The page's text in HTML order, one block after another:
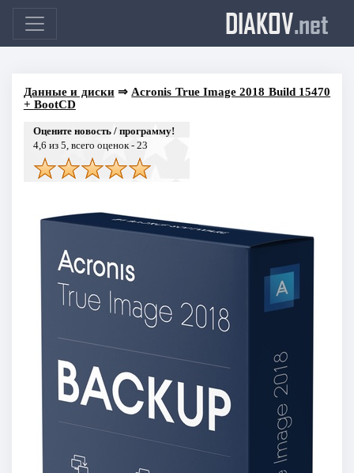
DIAKOV.net
Данные и диски⇒ Acronis True Image 2018 Build 15470
+ BootCD
Оцените новость / программу!
4,6 из 5, всего оценок - 23